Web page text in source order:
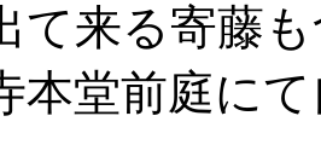
て来る寄藤
本堂前庭に